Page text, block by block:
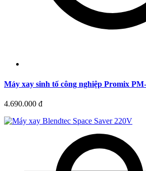
Máy xay sinh tố công nghiệp Promix
4.690.000 đ